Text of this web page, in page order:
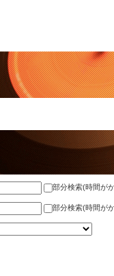
部分検索(時間が
部分検索(時間が